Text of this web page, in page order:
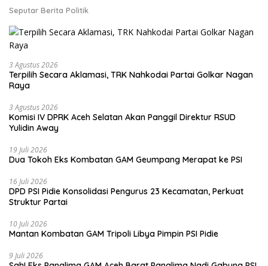
Seputar Berita Politik
3 Agustus 2026
Terpilih Secara Aklamasi, TRK Nahkodai Partai Golkar Nagan
Raya
3 Agustus 2026
Komisi IV DPRK Aceh Selatan Akan Panggil Direktur RSUD
Yulidin Away
19 Juli 2026
Dua Tokoh Eks Kombatan GAM Geumpang Merapat ke PSI
16 Juli 2026
DPD PSI Pidie Konsolidasi Pengurus 23 Kecamatan, Perkuat
Struktur Partai
10 Juli 2026
Mantan Kombatan GAM Tripoli Libya Pimpin PSI Pidie
9 Juli 2026